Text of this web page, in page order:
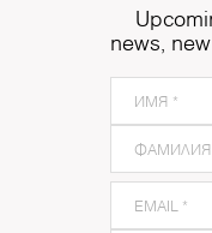
news,